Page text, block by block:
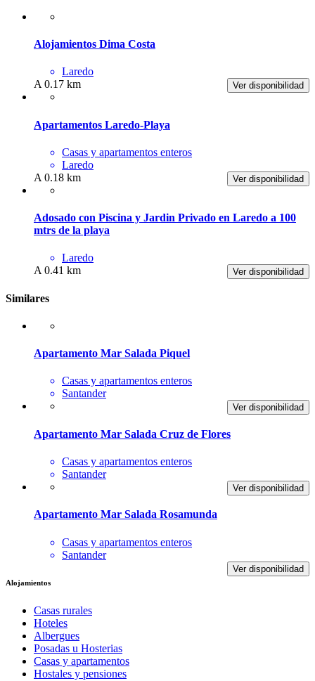
Alojamientos Dima Costa
Laredo
Ver disponibilidad
A 0.17 km
Apartamentos Laredo-Playa
Casas y apartamentos enteros
Laredo
Ver disponibilidad
A 0.18 km
Adosado con Piscina y Jardin Privado en Laredo a 100
mtrs de la playa
Laredo
Ver disponibilidad
A 0.41 km
Similares
Apartamento Mar Salada Piquel
Casas y apartamentos enteros
Santander
Ver disponibilidad
Apartamento Mar Salada Cruz de Flores
Casas y apartamentos enteros
Santander
Ver disponibilidad
Apartamento Mar Salada Rosamunda
Casas y apartamentos enteros
Santander
Ver disponibilidad
Alojamientos
Casas rurales
Hoteles
Albergues
Posadas u Hosterias
Casas y apartamentos
Hostales y pensiones